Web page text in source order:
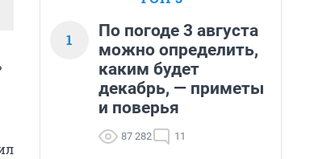
1
По погоде 3 августа
можно определить,
каким будет
декабрь, — приметы
и поверья
87 282 11